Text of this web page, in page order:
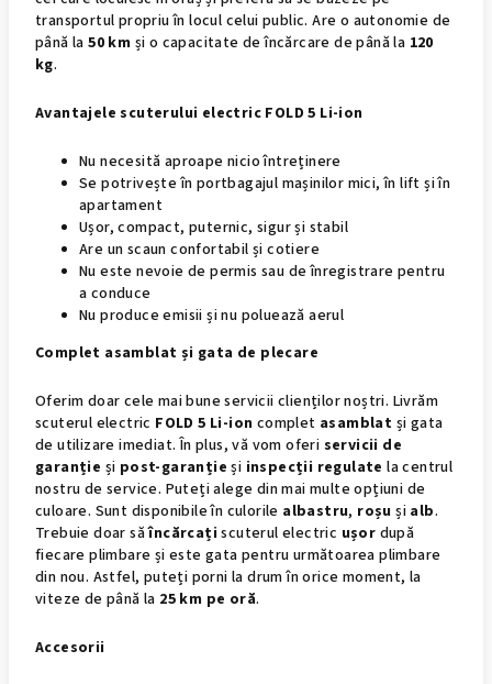
transportul propriu în locul celui public. Are o autonomie de
până la50 km și o capacitate de încărcare de până la 120
kg.
Avantajele scuterului electric FOLD 5 Li-ion
Nu necesită aproape nicio întreținere
Se potrivește în portbagajul mașinilor mici, în lift și în
apartament
Ușor, compact, puternic, sigur și stabil
Are un scaun confortabil și cotiere
Nu este nevoie de permis sau de înregistrare pentru
a conduce
Nu produce emisii și nu poluează aerul
Complet asamblat și gata de plecare
Oferim doar cele mai bune servicii clienților noștri. Livrăm
scuterul electric FOLD 5 Li-ion complet asamblat și gata
de utilizare imediat. În plus, vă vom oferi servicii de
garanție și post-garanțieși inspecții regulatela centrul
nostru de service. Puteți alege din mai multe opțiuni de
culoare. Sunt disponibile în culorile albastru, roșuși alb.
Trebuie doar săîncărcațiscuterul electric ușor după
fiecare plimbare și este gata pentru următoarea plimbare
din nou. Astfel, puteți porni la drum în orice moment, la
viteze de până la 25 km pe oră.
Accesorii